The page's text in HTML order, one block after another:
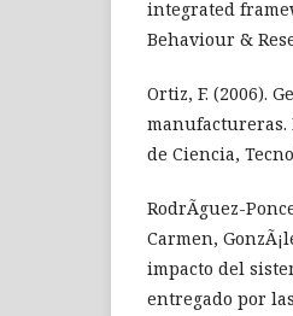
integrated
Behaviour &
Ortiz, F. (2006).
manufactureras.
de Ciencia,
RodrÃ­guez-
Carmen,
impacto del
entregado por